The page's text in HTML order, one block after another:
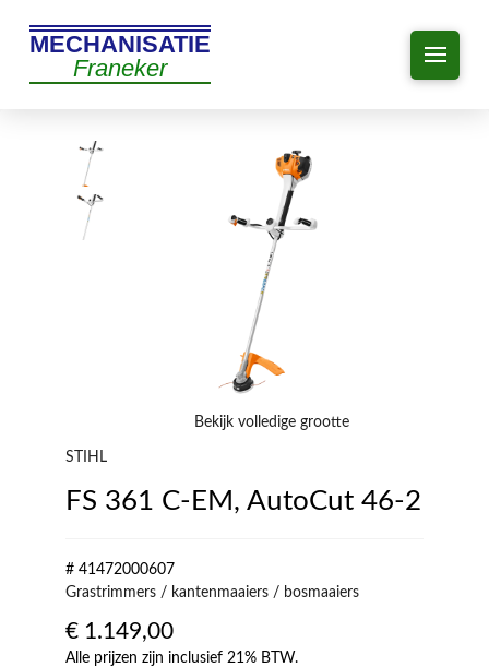
MECHANISATIE
Franeker
Bekijk volledige grootte
STIHL
FS 361 C-EM, AutoCut 46-2
# 41472000607
Grastrimmers / kantenmaaiers / bosmaaiers
€ 1.149,00
Alle prijzen zijn inclusief 21% BTW.